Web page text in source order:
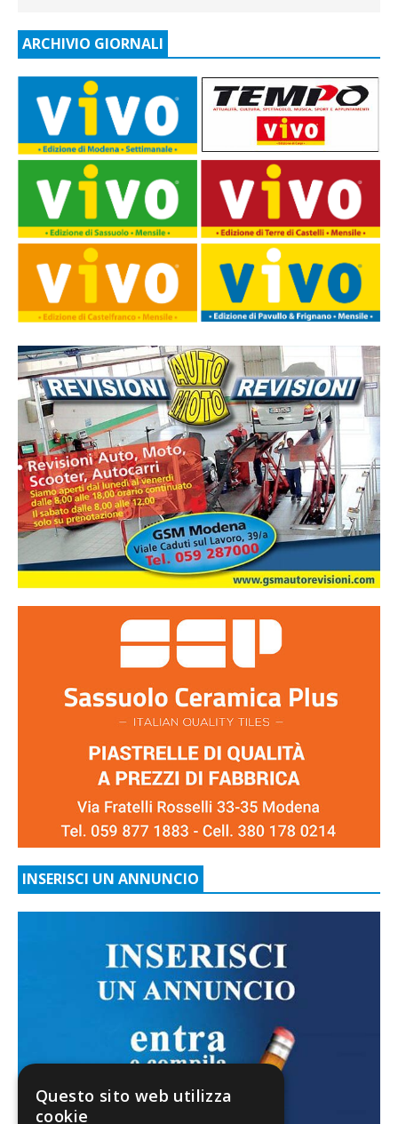
ARCHIVIO GIORNALI
INSERISCI UN ANNUNCIO
Questo sito web utilizza
cookie